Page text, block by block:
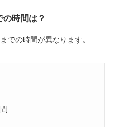
時間は？
での時間が異なります。